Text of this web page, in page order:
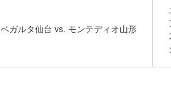
ベガルタ仙台 vs. モンテディオ山形